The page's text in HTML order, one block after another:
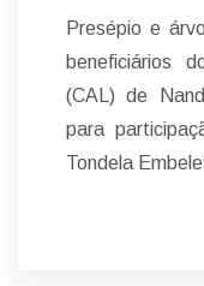
Presépio e
beneficiários
(CAL) de
para
Tondela